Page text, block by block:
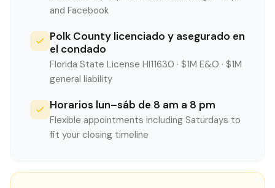
and Facebook
Polk County licenciado y asegurado en
el condado
Florida State License HI11630 · $1M E&O · $1M
general liability
Horarios lun–sáb de 8 am a 8 pm
Flexible appointments including Saturdays to
fit your closing timeline